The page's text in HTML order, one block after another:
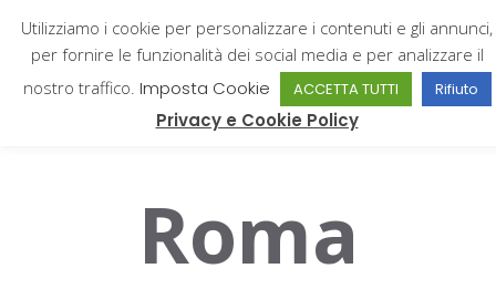
Giampiero Catone
Roma
Utilizziamo i cookie per personalizzare i contenuti e gli annunci,
per fornire le funzionalità dei social media e per analizzare il
nostro traffico. Imposta Cookie ACCETTA TUTTI Rifiuto
Privacy e Cookie Policy